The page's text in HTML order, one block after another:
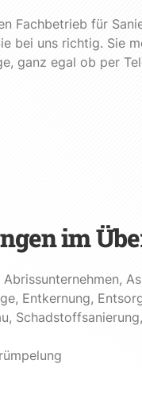
Fachbetrieb für
bei uns richtig. Sie
ganz egal ob per
im
Abrissunternehmen,
, Entkernung,
, Schadstoffsanierung,